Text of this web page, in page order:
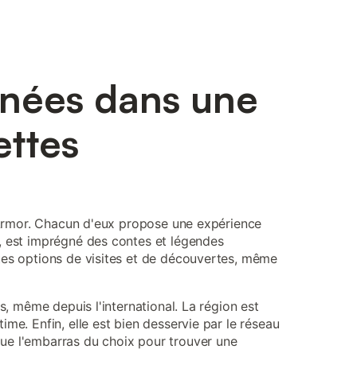
dans une
Chacun d'eux propose une expérience
imprégné des contes et légendes
options de visites et de découvertes, même
même depuis l'international. La région est
Enfin, elle est bien desservie par le réseau
l'embarras du choix pour trouver une